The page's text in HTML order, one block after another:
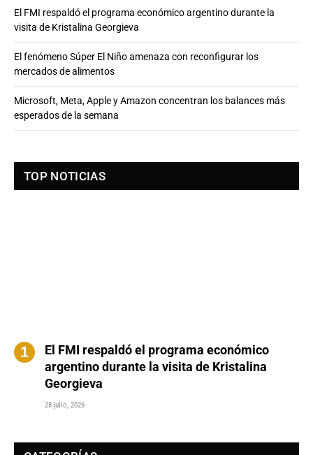
El FMI respaldó el programa económico argentino durante la
visita de Kristalina Georgieva
El fenómeno Súper El Niño amenaza con reconfigurar los
mercados de alimentos
Microsoft, Meta, Apple y Amazon concentran los balances más
esperados de la semana
TOP NOTICIAS
El FMI respaldó el programa económico
argentino durante la visita de Kristalina
Georgieva
28 julio, 2026